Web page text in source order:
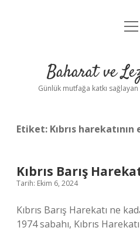
Yasal
Baharat ve
Günlük mutfağa katkı
Etiket: Kıbrıs
Kıbrıs Barış
Tarih: Ekim 6, 2024
Kıbrıs Barış Harekatı ne
1974 sabahı, Kıbrıs